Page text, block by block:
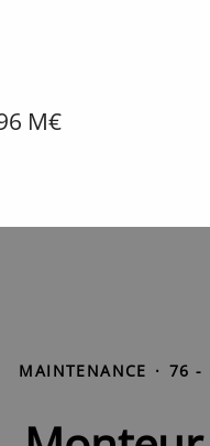
M€
MAINTENANCE · 76 -